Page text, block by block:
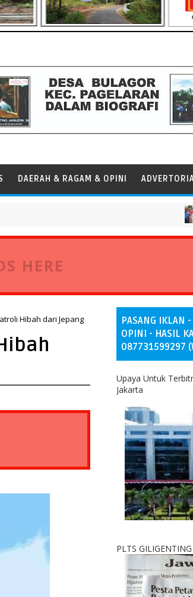
DAERAH & RAGAM & OPINI
HERE
Hibah dari Jepang
PASANG IKLAN
OPINI - HASIL
087731599297
Upaya Untuk
Jakarta
PLTS